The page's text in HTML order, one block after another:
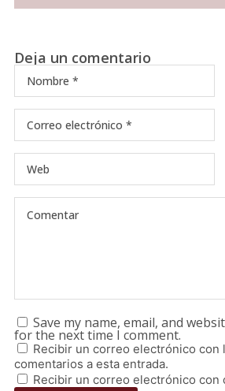
Deja un comentario
Save my name, email, and
for the next time I comment.
Recibir un correo electrónico con
comentarios a esta entrada.
Recibir un correo electrónico con